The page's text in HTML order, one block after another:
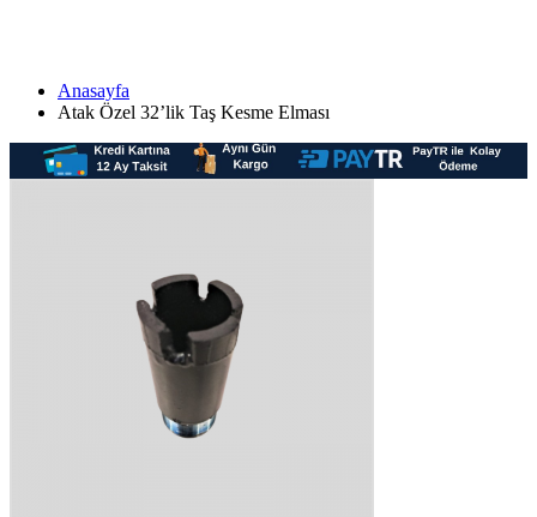
Anasayfa
Atak Özel 32’lik Taş Kesme Elması